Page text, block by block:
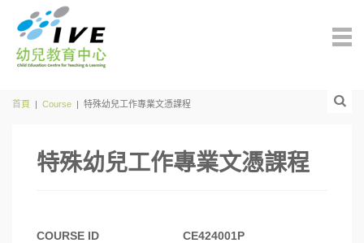
首頁 | Course | 特殊幼兒工作專業文憑課程
特殊幼兒工作專業文憑課程
COURSE ID CE424001P